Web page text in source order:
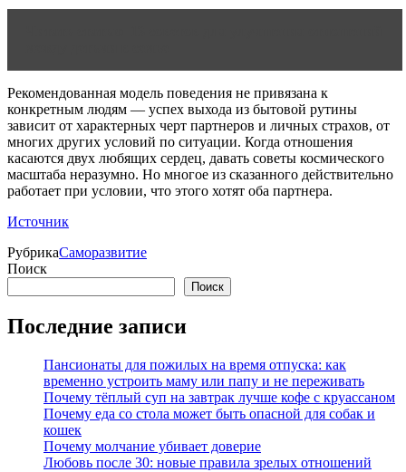
Рекомендованная модель поведения не привязана к
конкретным людям — успех выхода из бытовой рутины
зависит от характерных черт партнеров и личных страхов, от
многих других условий по ситуации. Когда отношения
касаются двух любящих сердец, давать советы космического
масштаба неразумно. Но многое из сказанного действительно
работает при условии, что этого хотят оба партнера.
Источник
РубрикаСаморазвитие
Поиск
Поиск
Последние записи
Пансионаты для пожилых на время отпуска: как
временно устроить маму или папу и не переживать
Почему тёплый суп на завтрак лучше кофе с круассаном
Почему еда со стола может быть опасной для собак и
кошек
Почему молчание убивает доверие
Любовь после 30: новые правила зрелых отношений